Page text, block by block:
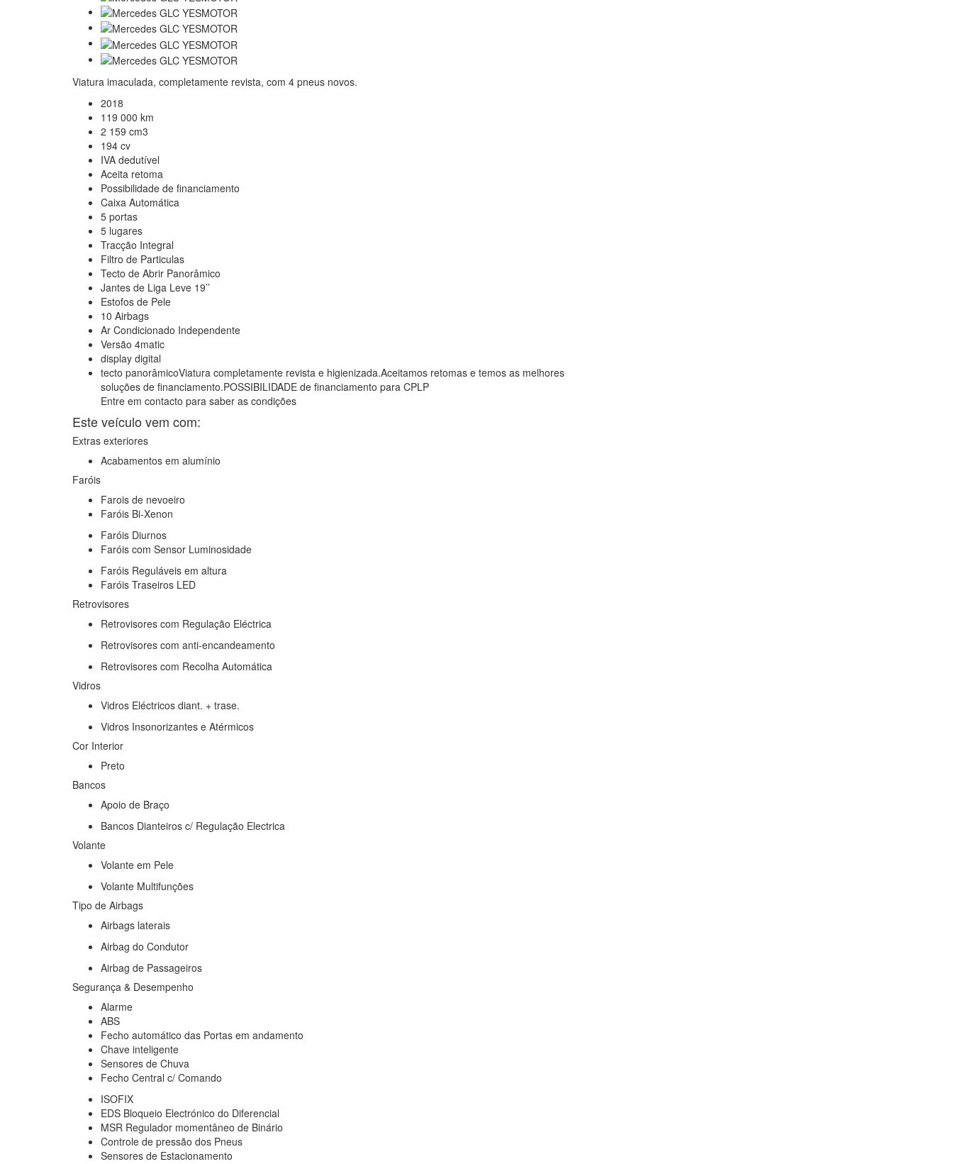
Viatura imaculada, completamente revista, com 4 pneus novos.
2018
119 000 km
2 159 cm3
194 cv
IVA dedutível
Aceita retoma
Possibilidade de financiamento
Caixa Automática
5 portas
5 lugares
Tracção Integral
Filtro de Particulas
Tecto de Abrir Panorâmico
Jantes de Liga Leve 19’’
Estofos de Pele
10 Airbags
Ar Condicionado Independente
Versão 4matic
display digital
tecto panorâmicoViatura completamente revista e higienizada.Aceitamos retomas e temos as melhores
soluções de financiamento.POSSIBILIDADE de financiamento para CPLP
Entre em contacto para saber as condições
Este veículo vem com:
Extras exteriores
Acabamentos em alumínio
Faróis
Farois de nevoeiro
Faróis Bi-Xenon
Faróis Diurnos
Faróis com Sensor Luminosidade
Faróis Reguláveis em altura
Faróis Traseiros LED
Retrovisores
Retrovisores com Regulação Eléctrica
Retrovisores com anti-encandeamento
Retrovisores com Recolha Automática
Vidros
Vidros Eléctricos diant. + trase.
Vidros Insonorizantes e Atérmicos
Cor Interior
Preto
Bancos
Apoio de Braço
Bancos Dianteiros c/ Regulação Electrica
Volante
Volante em Pele
Volante Multifunções
Tipo de Airbags
Airbags laterais
Airbag do Condutor
Airbag de Passageiros
Segurança & Desempenho
Alarme
ABS
Fecho automático das Portas em andamento
Chave inteligente
Sensores de Chuva
Fecho Central c/ Comando
ISOFIX
EDS Bloqueio Electrónico do Diferencial
MSR Regulador momentâneo de Binário
Controle de pressão dos Pneus
Sensores de Estacionamento